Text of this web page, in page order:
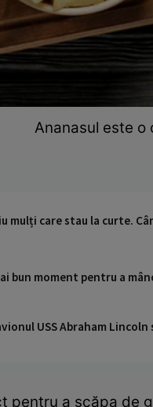
Ananasul este
mulți care stau la curte.
bun moment pentru a
USS Abraham
a scăpa de